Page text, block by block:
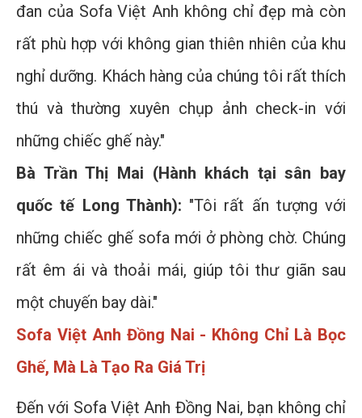
đan của Sofa Việt Anh không chỉ đẹp mà còn
rất phù hợp với không gian thiên nhiên của khu
nghỉ dưỡng. Khách hàng của chúng tôi rất thích
thú và thường xuyên chụp ảnh check-in với
những chiếc ghế này."
Bà Trần Thị Mai (Hành khách tại sân bay
quốc tế Long Thành): "Tôi rất ấn tượng với
những chiếc ghế sofa mới ở phòng chờ. Chúng
rất êm ái và thoải mái, giúp tôi thư giãn sau
một chuyến bay dài."
Sofa Việt Anh Đồng Nai - Không Chỉ Là Bọc
Ghế, Mà Là Tạo Ra Giá Trị
Đến với Sofa Việt Anh Đồng Nai, bạn không chỉ